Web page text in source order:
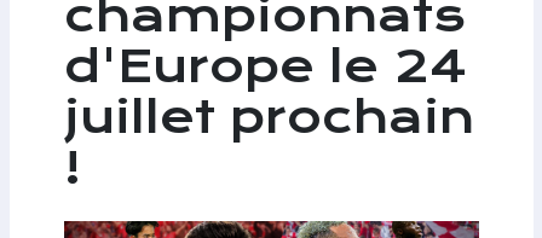
championnats
d'Europe le 24
juillet prochain
!